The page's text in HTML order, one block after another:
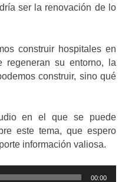
ser la renovación de lo
construir hospitales en
su entorno, la
construir, sino qué
en el que se puede
este tema, que espero
información valiosa.
00:00